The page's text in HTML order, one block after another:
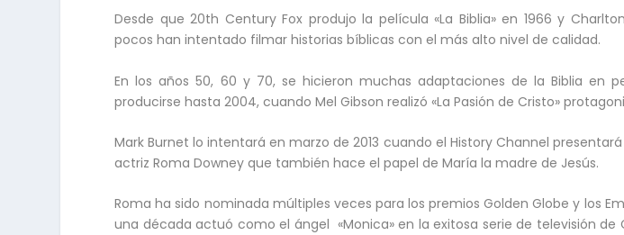
Desde que 20th Century Fox produjo la película «La Biblia» en 1966 y
pocos han intentado filmar historias bíblicas con el más alto nivel de calidad.
En los años 50, 60 y 70, se hicieron muchas adaptaciones de la Biblia en
producirse hasta 2004, cuando Mel Gibson realizó «La Pasión de Cristo»
Mark Burnet lo intentará en marzo de 2013 cuando el History Channel
actriz Roma Downey que también hace el papel de María la madre de Jesús.
Roma ha sido nominada múltiples veces para los premios Golden Globe y los
una década actuó como el ángel «Monica» en la exitosa serie de televisión de